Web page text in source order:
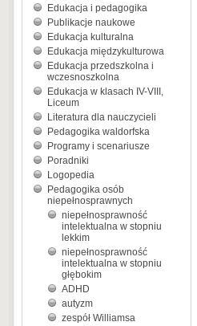
Edukacja i pedagogika
Publikacje naukowe
Edukacja kulturalna
Edukacja międzykulturowa
Edukacja przedszkolna i
wczesnoszkolna
Edukacja w klasach IV-VIII,
Liceum
Literatura dla nauczycieli
Pedagogika waldorfska
Programy i scenariusze
Poradniki
Logopedia
Pedagogika osób
niepełnosprawnych
niepełnosprawność
intelektualna w stopniu
lekkim
niepełnosprawność
intelektualna w stopniu
głębokim
ADHD
autyzm
zespół Williamsa